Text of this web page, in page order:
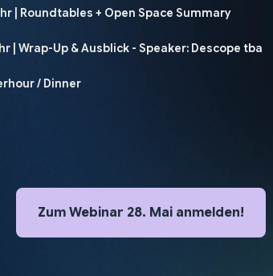
| Roundtables + Open Space Summary
| Wrap-Up & Ausblick - Speaker: Descope tba
/ Dinner
Zum Webinar 28. Mai anmelden!